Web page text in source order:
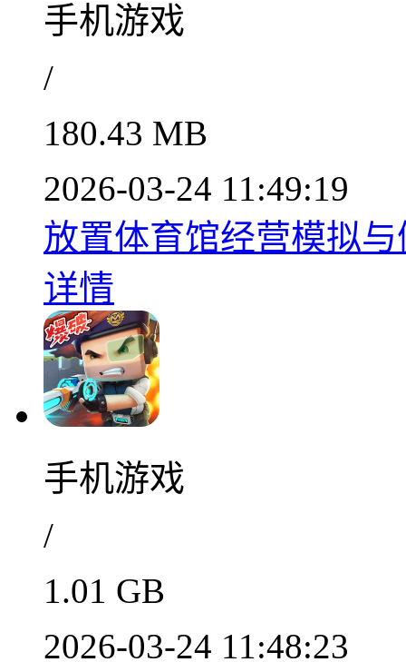
手机游戏
/
180.43 MB
2026-03-24 11:49:19
放置体育馆经营模拟
详情
手机游戏
/
1.01 GB
2026-03-24 11:48:23